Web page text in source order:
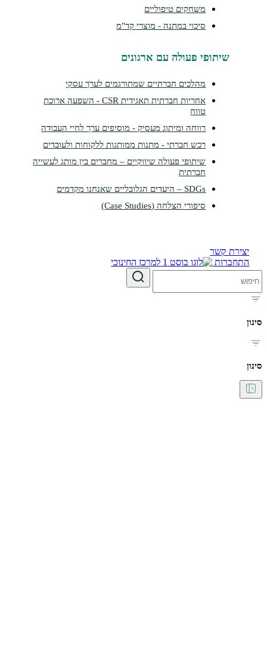
משחקים טיפוליים
סיכוי במתנה - מוצרי קד"מ
שיתופי פעולה עם ארגונים
מהלכים חברתיים שמתורגמים לערך עסקי
אחריות חברתית תאגידית CSR - השפעה ארוכת
רווחה ומיתוג מעסיק - מוסיפים ערך לחיי העבודה
רכש חברתי - מתנות ממותגות ללקוחות ולעובדים
שיתופי פעולה שיווקיים – מחברים בין מותג לעשייה
חברתית
SDGs – היעדים הגלובליים שאנחנו מקדמים
סיפורי הצלחה (Case Studies)
קשר
למרכז החינוכי